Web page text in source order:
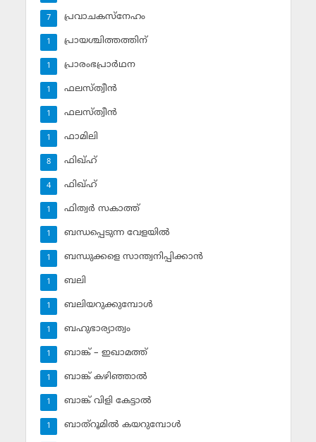
പ്രവാചകസ്‌നേഹം
7
പ്രായശ്ചിത്തത്തിന്
1
പ്രാരംഭപ്രാര്‍ഥന
1
ഫലസ്ത്വീൻ
1
ഫലസ്ത്വീൻ
1
ഫാമിലി
1
ഫിഖ്ഹ്
8
ഫിഖ്ഹ്‌
4
ഫിത്വര്‍ സകാത്ത്‌
1
ബന്ധപ്പെടുന്ന വേളയില്‍
1
ബന്ധുക്കളെ സാന്ത്വനിപ്പിക്കാന്‍
1
ബലി
1
ബലിയറുക്കുമ്പോള്‍
1
ബഹുഭാര്യാത്വം
1
ബാങ്ക് – ഇഖാമത്ത്
1
ബാങ്ക് കഴിഞ്ഞാല്‍
1
ബാങ്ക് വിളി കേട്ടാല്‍
1
ബാത്‌റൂമില്‍ കയറുമ്പോള്‍
1